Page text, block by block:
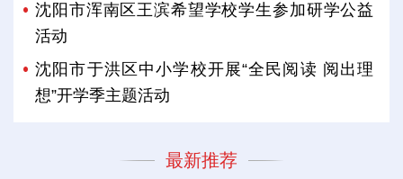
沈阳市浑南区王滨希望学校学生参加研学公益
活动
沈阳市于洪区中小学校开展“全民阅读 阅出理
想”开学季主题活动
最新推荐